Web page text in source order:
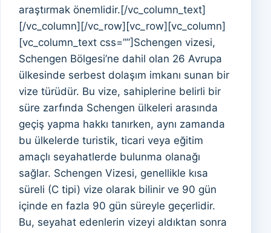
araştırmak önemlidir.[/vc_column_text]
[/vc_column][/vc_row][vc_row][vc_column]
[vc_column_text css=””]Schengen vizesi,
Schengen Bölgesi’ne dahil olan 26 Avrupa
ülkesinde serbest dolaşım imkanı sunan bir
vize türüdür. Bu vize, sahiplerine belirli bir
süre zarfında Schengen ülkeleri arasında
geçiş yapma hakkı tanırken, aynı zamanda
bu ülkelerde turistik, ticari veya eğitim
amaçlı seyahatlerde bulunma olanağı
sağlar. Schengen Vizesi, genellikle kısa
süreli (C tipi) vize olarak bilinir ve 90 gün
içinde en fazla 90 gün süreyle geçerlidir.
Bu, seyahat edenlerin vizeyi aldıktan sonra